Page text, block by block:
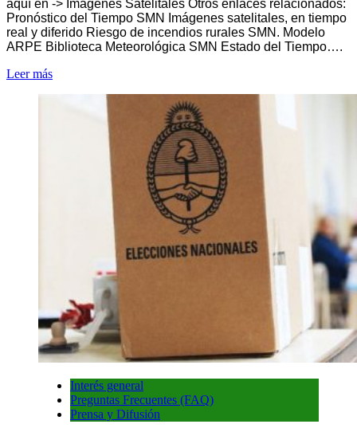
aquí en -> Imágenes Satelitales Otros enlaces relacionados:
Pronóstico del Tiempo SMN Imágenes satelitales, en tiempo
real y diferido Riesgo de incendios rurales SMN. Modelo
ARPE Biblioteca Meteorológica SMN Estado del Tiempo….
Leer más
Interés general
Preguntas Frecuentes (FAQ)
Prensa y Difusión